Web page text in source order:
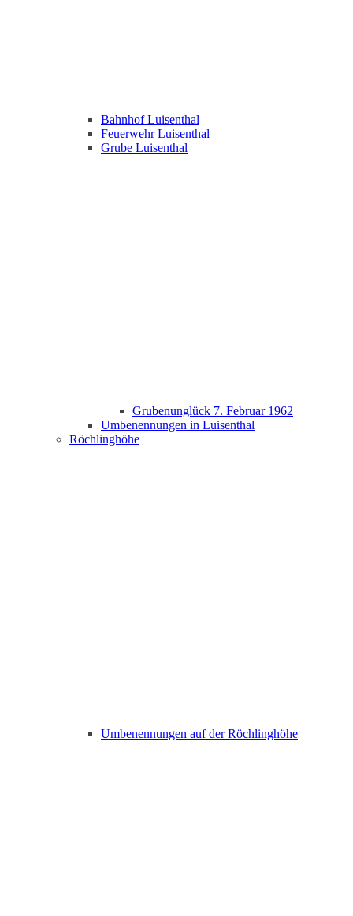
Bahnhof Luisenthal
Feuerwehr Luisenthal
Grube Luisenthal
Grubenunglück 7. Februar 1962
Umbenennungen in Luisenthal
Röchlinghöhe
Umbenennungen auf der Röchlinghöhe